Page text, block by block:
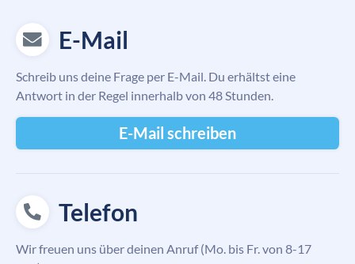
E-Mail
Schreib uns deine Frage per E-Mail. Du erhältst eine
Antwort in der Regel innerhalb von 48 Stunden.
E-Mail schreiben
Telefon
Wir freuen uns über deinen Anruf (Mo. bis Fr. von 8-17